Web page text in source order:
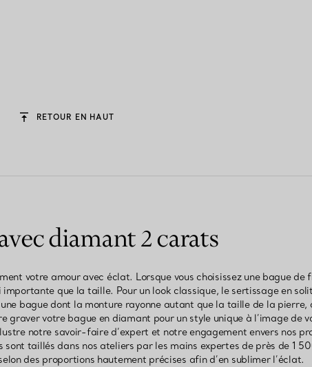
RETOUR EN HAUT
diamant 2 carats
votre amour avec éclat. Lorsque vous choisissez une bague de
que la taille. Pour un look classique, le sertissage en
bague dont la monture rayonne autant que la taille de la pierre,
graver votre bague en diamant pour un style unique à l’image de
notre savoir-faire d’expert et notre engagement envers nos
sont taillés dans nos ateliers par les mains expertes de près de 1
des proportions hautement précises afin d’en sublimer l’éclat.